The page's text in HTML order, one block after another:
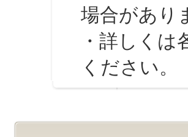
場合があり
・詳しくは
ください。